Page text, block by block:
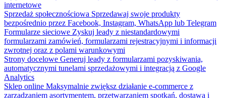
internetowe
Sprzedaż społecznościowa Sprzedawaj swoje produkty
bezpośrednio przez Facebook, Instagram, WhatsApp lub Telegram
Formularze sieciowe Zyskuj leady z niestandardowymi
formularzami zamówień, formularzami rejestracyjnymi i informacji
zwrotnej oraz z polami warunkowymi
Strony docelowe Generuj leady z formularzami pozyskiwania,
automatycznymi tunelami sprzedażowymi i integracją z Google
Analytics
Sklep online Maksymalnie zwiększ działanie e-commerce z
zarządzaniem asortymentem, przetwarzaniem spotkań, dostawą i